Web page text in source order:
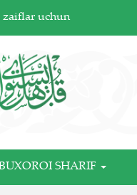
zaiflar uchun
SHARIF